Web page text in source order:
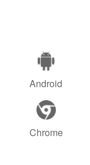
Android
Chrome